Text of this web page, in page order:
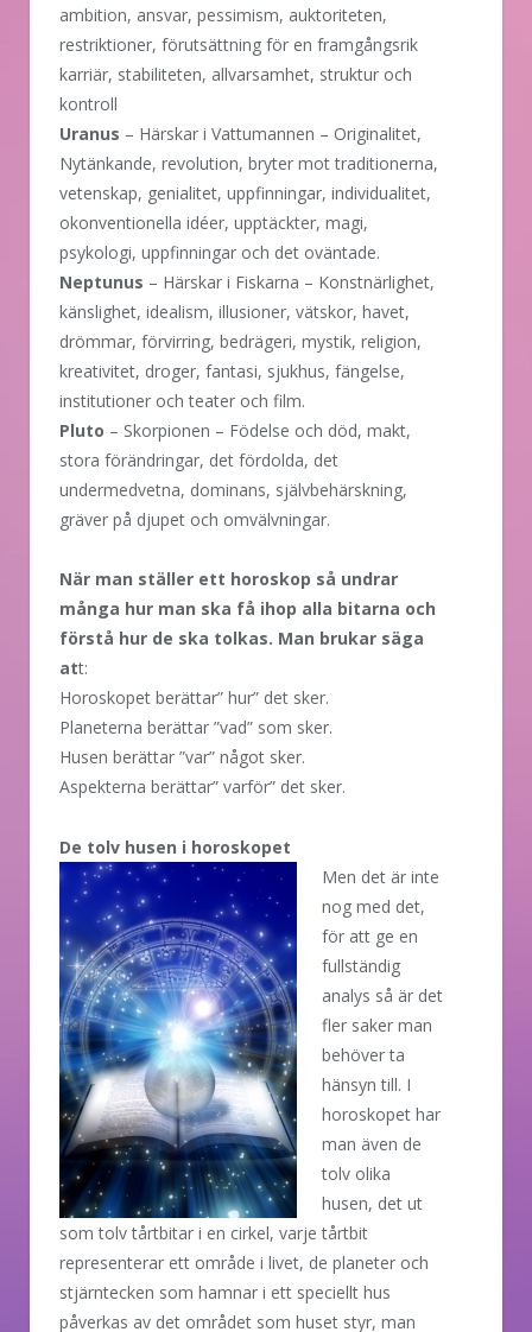
ambition, ansvar, pessimism, auktoriteten,
restriktioner, förutsättning för en framgångsrik
karriär, stabiliteten, allvarsamhet, struktur och
kontroll
Uranus – Härskar i Vattumannen – Originalitet,
Nytänkande, revolution, bryter mot traditionerna,
vetenskap, genialitet, uppfinningar, individualitet,
okonventionella idéer, upptäckter, magi,
psykologi, uppfinningar och det oväntade.
Neptunus – Härskar i Fiskarna – Konstnärlighet,
känslighet, idealism, illusioner, vätskor, havet,
drömmar, förvirring, bedrägeri, mystik, religion,
kreativitet, droger, fantasi, sjukhus, fängelse,
institutioner och teater och film.
Pluto – Skorpionen – Födelse och död, makt,
stora förändringar, det fördolda, det
undermedvetna, dominans, självbehärskning,
gräver på djupet och omvälvningar.
När man ställer ett horoskop så undrar
många hur man ska få ihop alla bitarna och
förstå hur de ska tolkas. Man brukar säga
att:
Horoskopet berättar” hur” det sker.
Planeterna berättar ”vad” som sker.
Husen berättar ”var” något sker.
Aspekterna berättar” varför” det sker.
De tolv husen i horoskopet
Men det är inte
nog med det,
för att ge en
fullständig
analys så är det
fler saker man
behöver ta
hänsyn till. I
horoskopet har
man även de
tolv olika
husen, det ut
som tolv tårtbitar i en cirkel, varje tårtbit
representerar ett område i livet, de planeter och
stjärntecken som hamnar i ett speciellt hus
påverkas av det området som huset styr, man